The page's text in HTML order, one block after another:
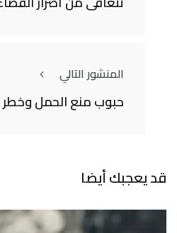
المنشور التالي
حبوب منع الحمل وخطر
قد يعجبك أيضا